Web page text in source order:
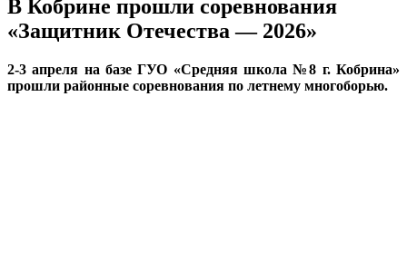
В Кобрине прошли соревнования
«Защитник Отечества — 2026»
2-3 апреля на базе ГУО «Средняя школа №8 г. Кобрина»
прошли районные соревнования по летнему многоборью.